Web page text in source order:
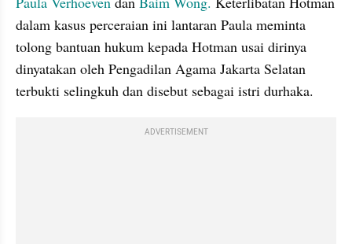
dalam kasus perceraian ini lantaran Paula meminta
tolong bantuan hukum kepada Hotman usai dirinya
dinyatakan oleh Pengadilan Agama Jakarta Selatan
terbukti selingkuh dan disebut sebagai istri durhaka.
ADVERTISEMENT